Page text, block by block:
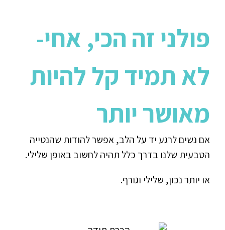
פולני זה הכי, אחי-
לא תמיד קל להיות
מאושר יותר
אם נשים לרגע יד על הלב, אפשר להודות שהנטייה
הטבעית שלנו בדרך כלל תהיה לחשוב באופן שלילי.
או יותר נכון, שלילי וגורף.